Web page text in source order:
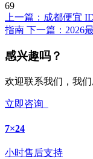
69
上一篇： 成都便宜
指南 下一篇： 2026
感兴趣吗？
欢迎联系我们，我
立即咨询
7×24
小时售后支持